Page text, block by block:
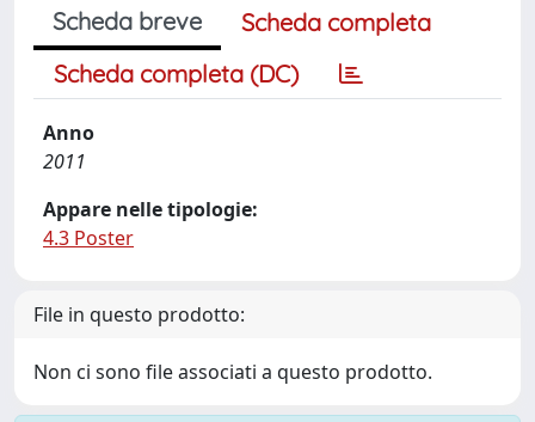
Scheda breve
Scheda completa
Scheda completa (DC)
Anno
2011
Appare nelle tipologie:
4.3 Poster
File in questo prodotto:
Non ci sono file associati a questo prodotto.